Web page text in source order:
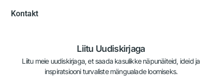
Kontakt
Liitu Uudiskirjaga
Liitu meie uudiskirjaga, et saada kasulikke näpunäiteid, ideid ja
inspiratsiooni turvaliste mängualade loomiseks.